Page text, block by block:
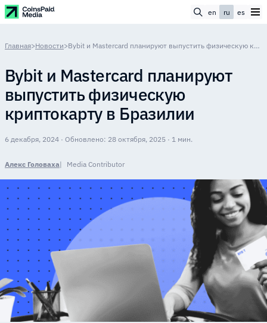
en ru es
Главная>Новости> Bybit и Mastercard планируют выпустить физическую криптокарту в Бразилии
Bybit и Mastercard планируют
выпустить физическую
криптокарту в Бразилии
6 декабря, 2024 · Обновлено: 28 октября, 2025 · 1 мин.
Алекс Головаха Media Contributor